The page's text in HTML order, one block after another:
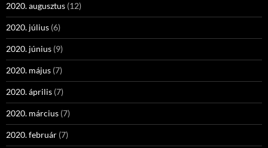
2020. augusztus (12)
2020. július (6)
2020. június (9)
2020. május (7)
2020. április (7)
2020. március (7)
2020. február (7)